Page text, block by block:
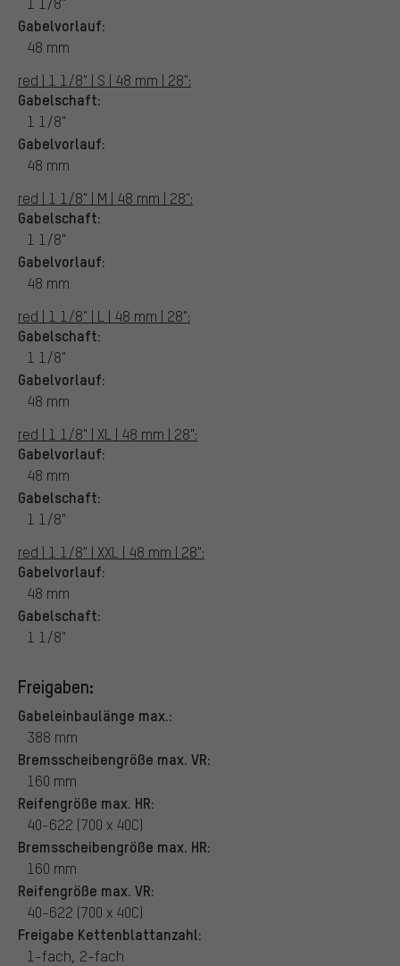
Gabelvorlauf:
48 mm
red | 1 1/8" | S | 48 mm | 28":
Gabelschaft:
1 1/8"
Gabelvorlauf:
48 mm
red | 1 1/8" | M | 48 mm | 28":
Gabelschaft:
1 1/8"
Gabelvorlauf:
48 mm
red | 1 1/8" | L | 48 mm | 28":
Gabelschaft:
1 1/8"
Gabelvorlauf:
48 mm
red | 1 1/8" | XL | 48 mm | 28":
Gabelvorlauf:
48 mm
Gabelschaft:
1 1/8"
red | 1 1/8" | XXL | 48 mm | 28":
Gabelvorlauf:
48 mm
Gabelschaft:
1 1/8"
Freigaben:
Gabeleinbaulänge max.:
388 mm
Bremsscheibengröße max. VR:
160 mm
Reifengröße max. HR:
40-622 (700 x 40C)
Bremsscheibengröße max. HR:
160 mm
Reifengröße max. VR:
40-622 (700 x 40C)
Freigabe Kettenblattanzahl:
1-fach, 2-fach